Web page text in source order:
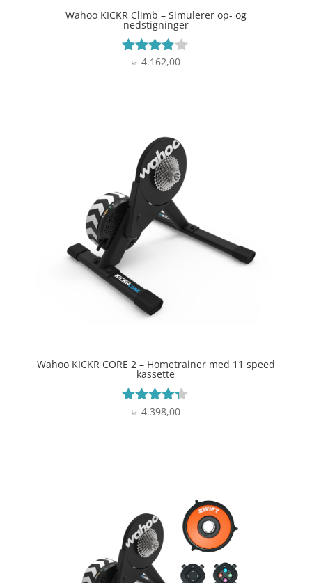
Wahoo KICKR Climb – Simulerer op- og
nedstigninger
Vurderet
kr.4.162,00
Wahoo KICKR CORE 2 – Hometrainer med 11 speed
kassette
Vurderet
kr. 4.398,00